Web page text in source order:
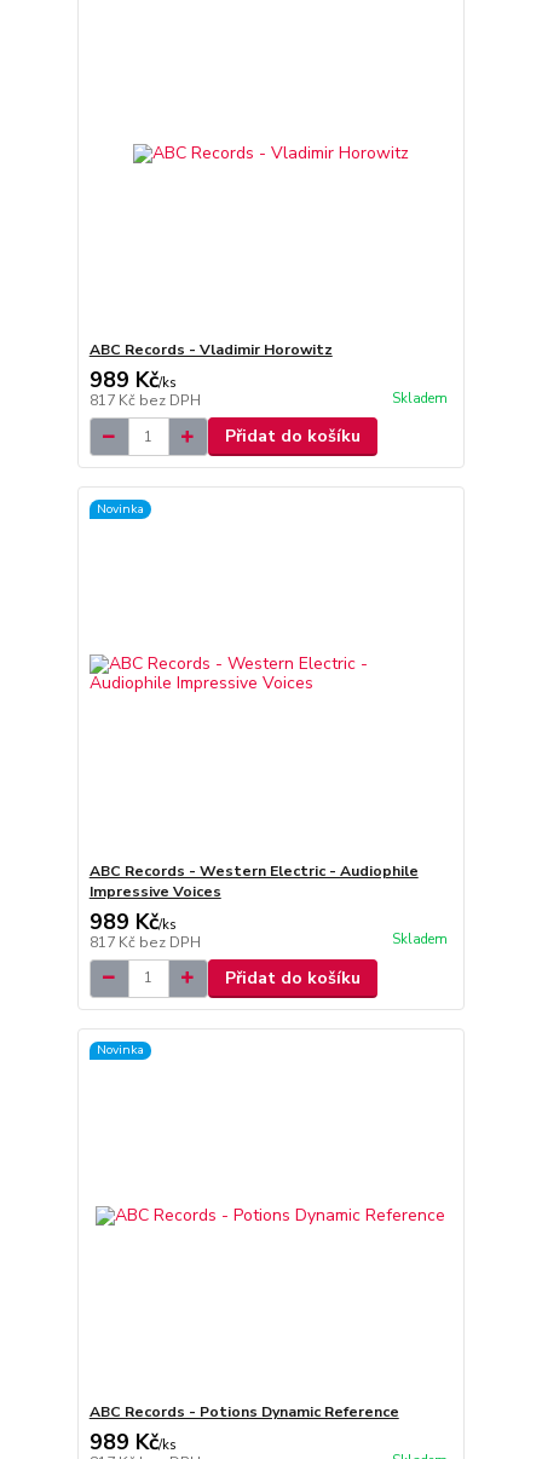
ABC Records - Vladimir Horowitz
989 Kč/ks
817 Kč bez DPH Skladem
Přidat do košíku
Novinka
ABC Records - Western Electric - Audiophile
Impressive Voices
989 Kč/ks
817 Kč bez DPH Skladem
Přidat do košíku
Novinka
ABC Records - Potions Dynamic Reference
989 Kč/ks